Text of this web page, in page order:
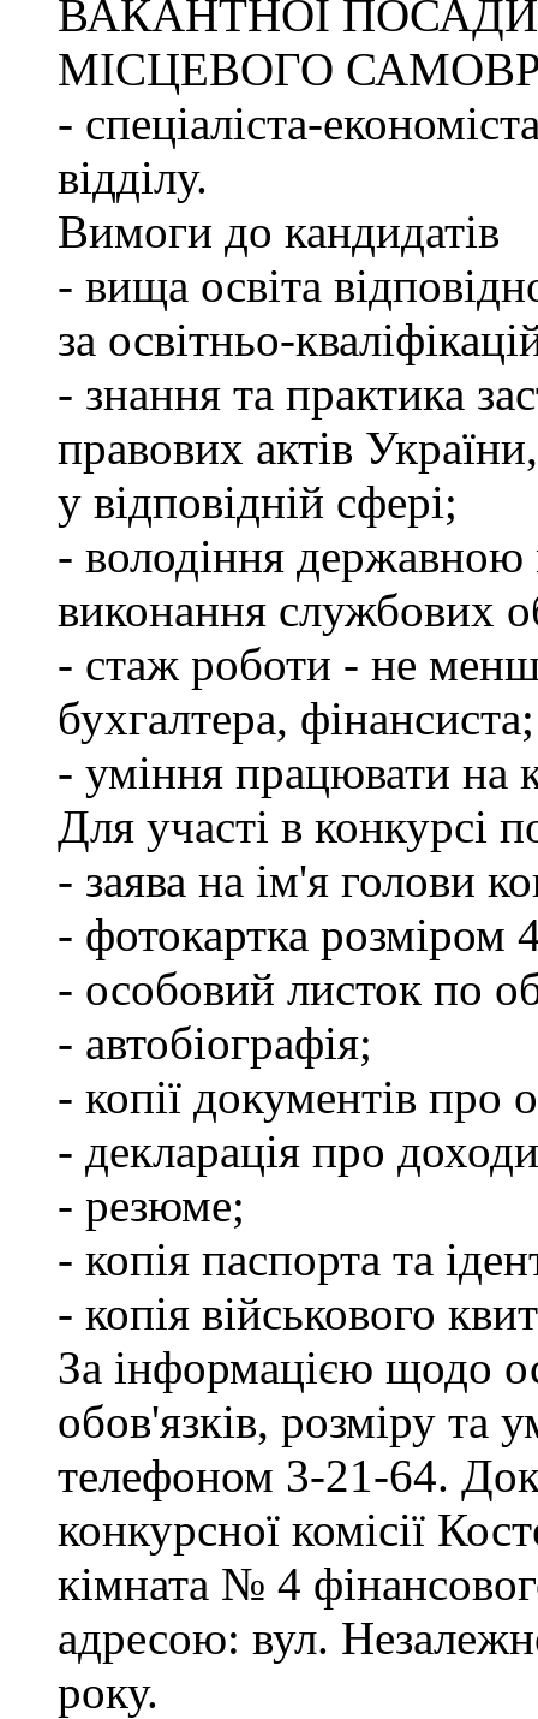
ВАКАНТНОЇ
МІСЦЕВОГО
- спеціаліста-
відділу.
Вимоги до кандидатів
- вища освіта
за освітньо-
- знання та практика
правових актів
у відповідній сфері;
- володіння державною
виконання службових
- стаж роботи - не
бухгалтера, фінансиста;
- уміння працювати на
Для участі в конкурсі
- заява на ім'я голови
- фотокартка розміром
- особовий листок по
- автобіографія;
- копії документів про
- декларація про
- резюме;
- копія паспорта та
- копія військового
За інформацією щодо
обов'язків, розміру та
телефоном 3-21-64.
конкурсної комісії
кімната № 4
адресою: вул.
року.